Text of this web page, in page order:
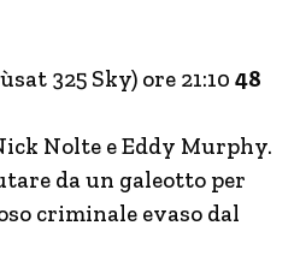
325 Sky) ore 21:10 48
Nolte e Eddy Murphy.
da un galeotto per
criminale evaso dal